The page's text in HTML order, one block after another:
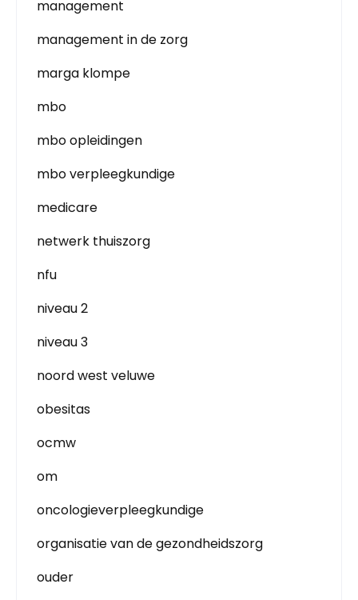
management
management in de zorg
marga klompe
mbo
mbo opleidingen
mbo verpleegkundige
medicare
netwerk thuiszorg
nfu
niveau 2
niveau 3
noord west veluwe
obesitas
ocmw
om
oncologieverpleegkundige
organisatie van de gezondheidszorg
ouder